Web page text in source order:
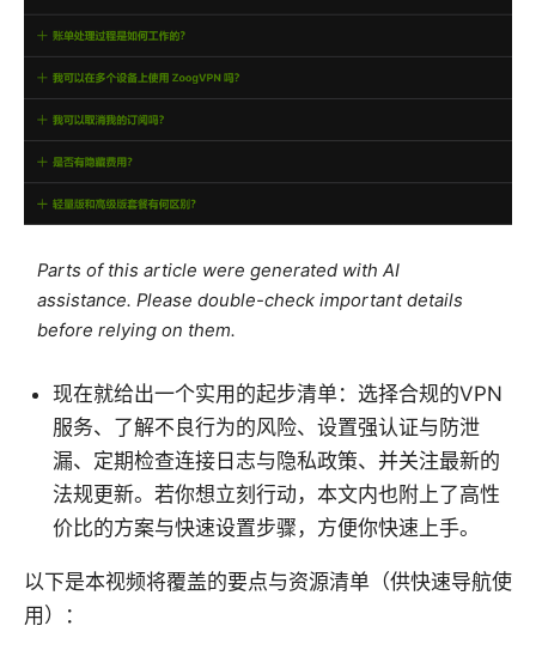
Parts of this article were generated with AI
assistance. Please double-check important details
before relying on them.
现在就给出一个实用的起步清单：选择合规的VPN
服务、了解不良行为的风险、设置强认证与防泄
漏、定期检查连接日志与隐私政策、并关注最新的
法规更新。若你想立刻行动，本文内也附上了高性
价比的方案与快速设置步骤，方便你快速上手。
以下是本视频将覆盖的要点与资源清单（供快速导航使
用）：